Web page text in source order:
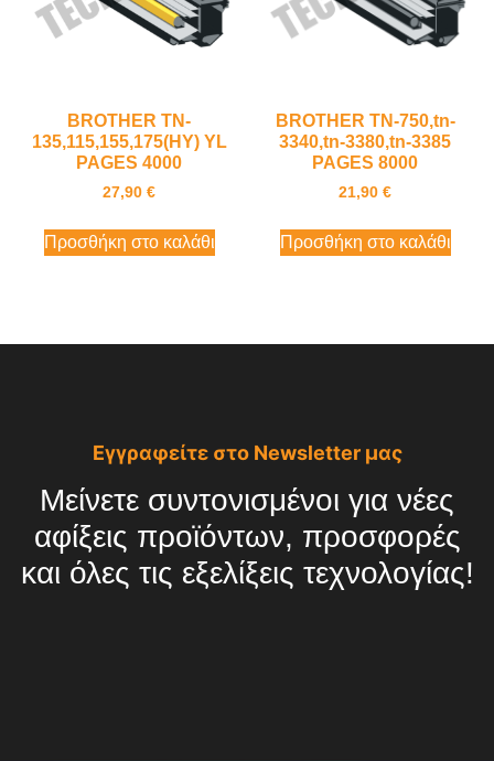
BROTHER TN-
135,115,155,175(HY) YL
PAGES 4000
27,90 €
Προσθήκη στο καλάθι
BROTHER TN-750,tn-
3340,tn-3380,tn-3385
PAGES 8000
21,90 €
Προσθήκη στο καλάθι
Εγγραφείτε στο Newsletter μας
Μείνετε συντονισμένοι για νέες
αφίξεις προϊόντων, προσφορές
και όλες τις εξελίξεις τεχνολογίας!